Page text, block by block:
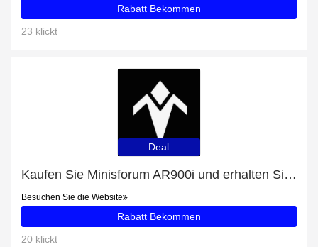
Rabatt Bekommen
23 klickt
Deal
Kaufen Sie Minisforum AR900i und erhalten Sie 17% Rabatt
Besuchen Sie die Website
Rabatt Bekommen
20 klickt